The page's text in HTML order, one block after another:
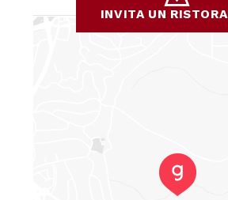
INVITA UN